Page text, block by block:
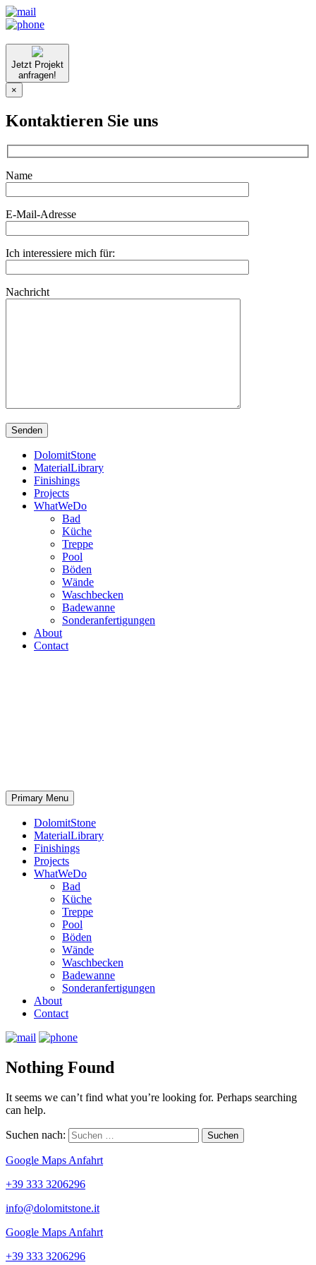
Jetzt Projekt
anfragen!
×
Kontaktieren Sie uns
Name
E-Mail-Adresse
Ich interessiere mich für:
Nachricht
DolomitStone
MaterialLibrary
Finishings
Projects
WhatWeDo
Bad
Küche
Treppe
Pool
Böden
Wände
Waschbecken
Badewanne
Sonderanfertigungen
About
Contact
Primary Menu
DolomitStone
MaterialLibrary
Finishings
Projects
WhatWeDo
Bad
Küche
Treppe
Pool
Böden
Wände
Waschbecken
Badewanne
Sonderanfertigungen
About
Contact
Nothing Found
It seems we can’t find what you’re looking for. Perhaps searching
can help.
Suchen nach:
Google Maps Anfahrt
+39 333 3206296
info@dolomitstone.it
Google Maps Anfahrt
+39 333 3206296